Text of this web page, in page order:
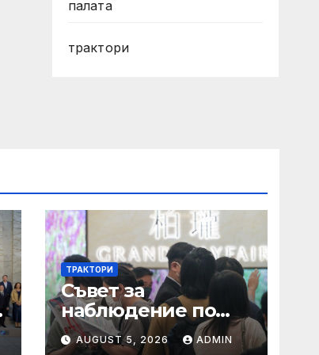
палата
трактори
ТРАКТОРИ
Съвет за
наблюдение по
Закона за хората с
увреждания
AUGUST 5, 2026 ADMIN